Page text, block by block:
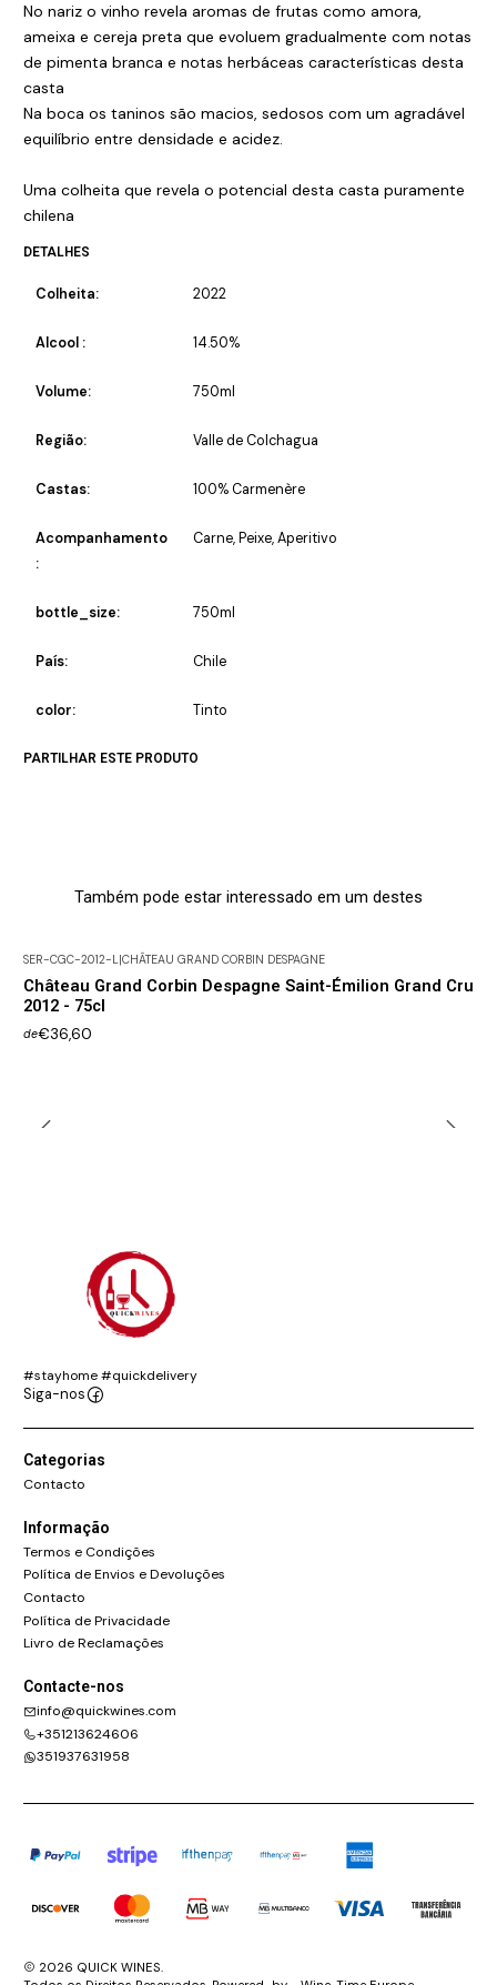
No nariz o vinho revela aromas de frutas como amora,
ameixa e cereja preta que evoluem gradualmente com notas
de pimenta branca e notas herbáceas características desta
casta
Na boca os taninos são macios, sedosos com um agradável
equilíbrio entre densidade e acidez.
Uma colheita que revela o potencial desta casta puramente
chilena
DETALHES
Colheita: 2022
Alcool : 14.50%
Volume: 750ml
Região: Valle de Colchagua
Castas: 100% Carmenère
Acompanhamento
:
Carne, Peixe, Aperitivo
bottle_size: 750ml
País: Chile
color: Tinto
PARTILHAR ESTE PRODUTO
Também pode estar interessado em um destes
SER-CGC-2012-L |CHÂTEAU GRAND CORBIN DESPAGNE
Château Grand Corbin Despagne Saint-Émilion Grand Cru
2012 - 75cl
de€36,60
#stayhome #quickdelivery
Siga-nos
Categorias
Contacto
Informação
Termos e Condições
Política de Envios e Devoluções
Contacto
Política de Privacidade
Livro de Reclamações
Contacte-nos
info@quickwines.com
+351213624606
351937631958
2026 QUICK WINES.